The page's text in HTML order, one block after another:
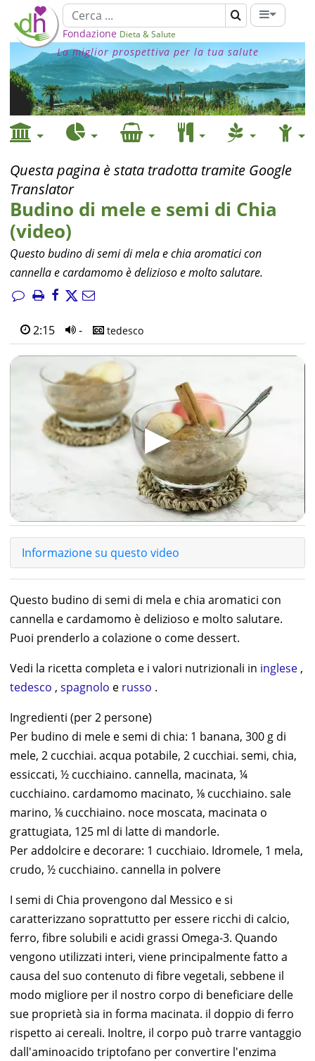
Fondazione Dieta & Salute
La miglior prospettiva per la tua salute
Questa pagina è stata tradotta tramite Google
Translator
Budino di mele e semi di Chia
(video)
Questo budino di semi di mela e chia aromatici con
cannella e cardamomo è delizioso e molto salutare.
2:15 - tedesco
▶
Informazione su questo video
Questo budino di semi di mela e chia aromatici con
cannella e cardamomo è delizioso e molto salutare.
Puoi prenderlo a colazione o come dessert.
Vedi la ricetta completa e i valori nutrizionali in inglese ,
tedesco , spagnolo e russo .
Ingredienti (per 2 persone)
Per budino di mele e semi di chia: 1 banana, 300 g di
mele, 2 cucchiai. acqua potabile, 2 cucchiai. semi, chia,
essiccati, ½ cucchiaino. cannella, macinata, ¼
cucchiaino. cardamomo macinato, ⅛ cucchiaino. sale
marino, ⅛ cucchiaino. noce moscata, macinata o
grattugiata, 125 ml di latte di mandorle.
Per addolcire e decorare: 1 cucchiaio. Idromele, 1 mela,
crudo, ½ cucchiaino. cannella in polvere
I semi di Chia provengono dal Messico e si
caratterizzano soprattutto per essere ricchi di calcio,
ferro, fibre solubili e acidi grassi Omega-3. Quando
vengono utilizzati interi, viene principalmente fatto a
causa del suo contenuto di fibre vegetali, sebbene il
modo migliore per il nostro corpo di beneficiare delle
sue proprietà sia in forma macinata. il doppio di ferro
rispetto ai cereali. Inoltre, il corpo può trarre vantaggio
dall'aminoacido triptofano per convertire l'enzima